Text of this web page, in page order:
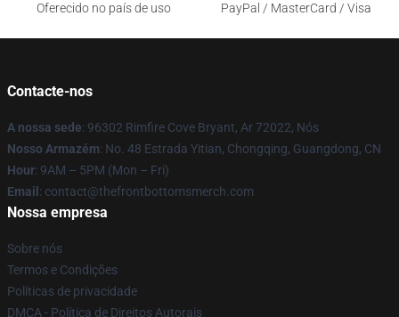
Oferecido no país de uso
PayPal / MasterCard / Visa
Contacte-nos
A nossa sede: 96302 Rimfire Cove Bryant, Ar 72022, Nós
Nosso Armazém: No. 48 Estrada Yitian, Chongqing, Guangdong, CN
Hour: 9AM – 5PM (Mon – Fri)
Email : contact@thefrontbottomsmerch.com
Nossa empresa
Sobre nós
Termos e Condições
Políticas de privacidade
DMCA - Política de Direitos Autorais